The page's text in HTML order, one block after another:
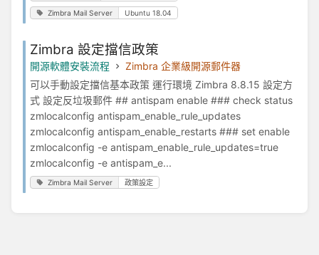
Zimbra Mail Server Ubuntu 18.04
Zimbra 設定擋信政策
開源軟體安裝流程
Zimbra 企業級開源郵件器
可以手動設定擋信基本政策 運行環境 Zimbra 8.8.15 設定方
式 設定反垃圾郵件 ## antispam enable ### check status
zmlocalconfig antispam_enable_rule_updates
zmlocalconfig antispam_enable_restarts ### set enable
zmlocalconfig -e antispam_enable_rule_updates=true
zmlocalconfig -e antispam_e...
Zimbra Mail Server 政策設定